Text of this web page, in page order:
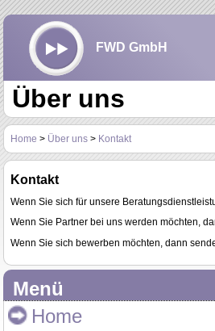
FWD GmbH
Über uns
Home > Über uns> Kontakt
Kontakt
Wenn Sie sich für unsere
Wenn Sie Partner bei uns werden möchten,
Wenn Sie sich bewerben möchten, dann
Menü
Home